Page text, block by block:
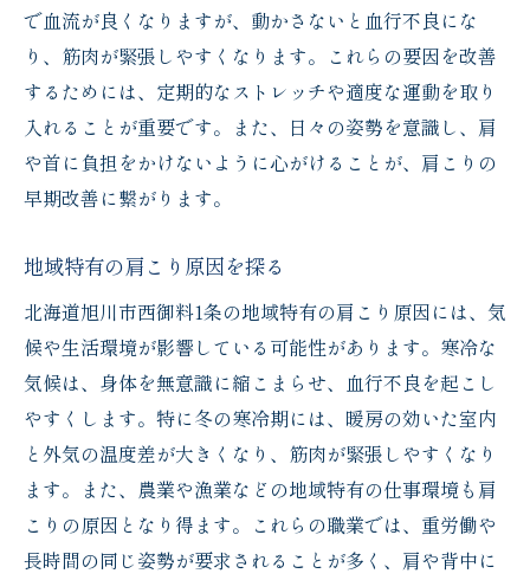
で血流が良くなりますが、動かさないと血行不良にな
り、筋肉が緊張しやすくなります。これらの要因を改善
するためには、定期的なストレッチや適度な運動を取り
入れることが重要です。また、日々の姿勢を意識し、肩
や首に負担をかけないように心がけることが、肩こりの
早期改善に繋がります。
地域特有の肩こり原因を探る
北海道旭川市西御料1条の地域特有の肩こり原因には、気
候や生活環境が影響している可能性があります。寒冷な
気候は、身体を無意識に縮こまらせ、血行不良を起こし
やすくします。特に冬の寒冷期には、暖房の効いた室内
と外気の温度差が大きくなり、筋肉が緊張しやすくなり
ます。また、農業や漁業などの地域特有の仕事環境も肩
こりの原因となり得ます。これらの職業では、重労働や
長時間の同じ姿勢が要求されることが多く、肩や背中に